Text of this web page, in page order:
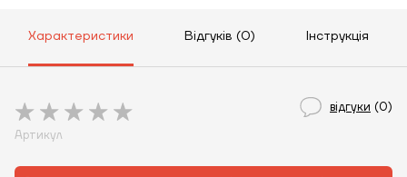
Характеристики Відгуків (0) Інструкція
відгуки (0)
Артикул